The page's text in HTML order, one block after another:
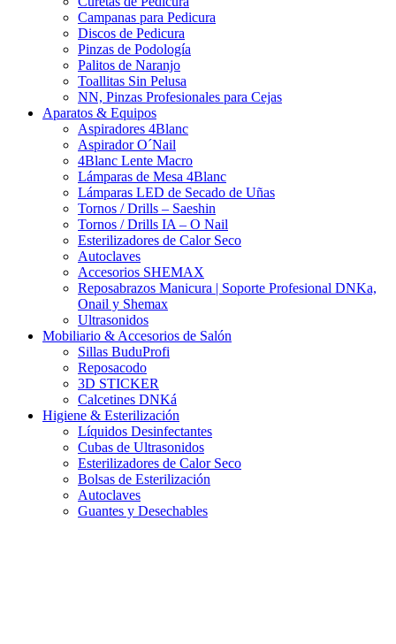
Campanas para Pedicura
Discos de Pedicura
Pinzas de Podología
Palitos de Naranjo
Toallitas Sin Pelusa
NN, Pinzas Profesionales para Cejas
Aparatos & Equipos
Aspiradores 4Blanc
Aspirador O´Nail
4Blanc Lente Macro
Lámparas de Mesa 4Blanc
Lámparas LED de Secado de Uñas
Tornos / Drills – Saeshin
Tornos / Drills IA – O Nail
Esterilizadores de Calor Seco
Autoclaves
Accesorios SHEMAX
Reposabrazos Manicura | Soporte Profesional DNKa,
Onail y Shemax
Ultrasonidos
Mobiliario & Accesorios de Salón
Sillas BuduProfi
Reposacodo
3D STICKER
Calcetines DNKá
Higiene & Esterilización
Líquidos Desinfectantes
Cubas de Ultrasonidos
Esterilizadores de Calor Seco
Bolsas de Esterilización
Autoclaves
Guantes y Desechables